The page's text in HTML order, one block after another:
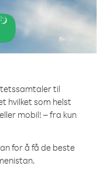
til
hvilket som helst
mobil! – fra kun
for å få de beste